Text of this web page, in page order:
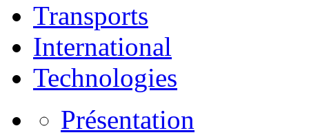
Transports
International
Technologies
Présentation